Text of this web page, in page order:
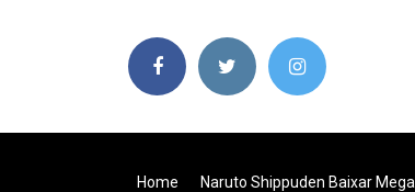
Home Naruto Shippuden Baixar Mega